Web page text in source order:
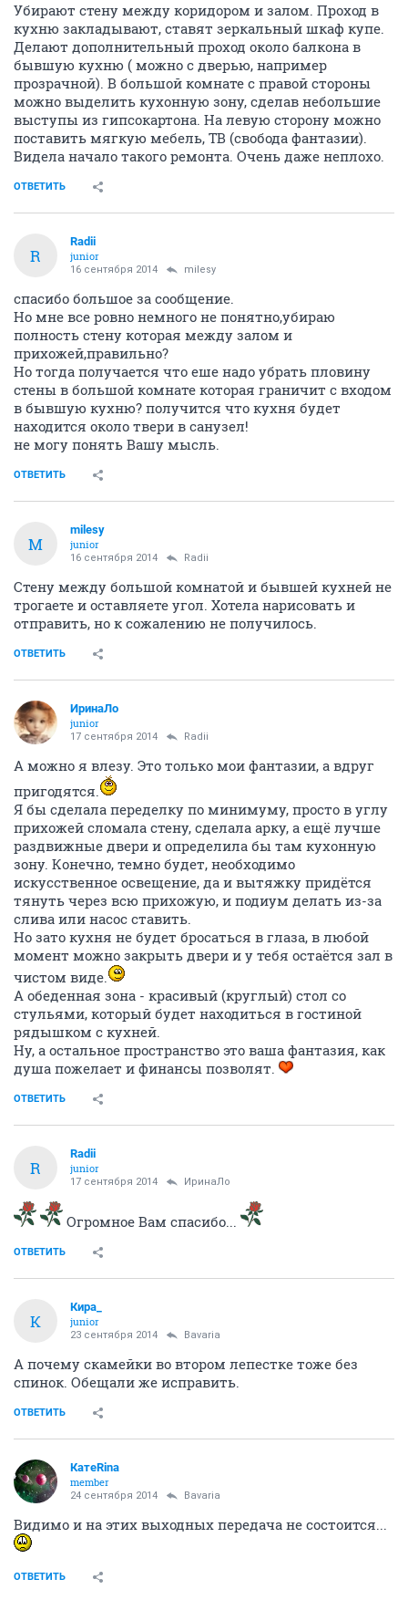
Убирают стену между коридором и залом. Проход в
кухню закладывают, ставят зеркальный шкаф купе.
Делают дополнительный проход около балкона в
бывшую кухню ( можно с дверью, например
прозрачной). В большой комнате с правой стороны
можно выделить кухонную зону, сделав небольшие
выступы из гипсокартона. На левую сторону можно
поставить мягкую мебель, ТВ (свобода фантазии).
Видела начало такого ремонта. Очень даже неплохо.
ОТВЕТИТЬ
R
Radii
junior
16 сентября 2014 milesy
спасибо большое за сообщение.
Но мне все ровно немного не понятно,убираю
полность стену которая между залом и
прихожей,правильно?
Но тогда получается что еше надо убрать пловину
стены в большой комнате которая граничит с входом
в бывшую кухню? получится что кухня будет
находится около твери в санузел!
не могу понять Вашу мысль.
ОТВЕТИТЬ
M
milesy
junior
16 сентября 2014 Radii
Стену между большой комнатой и бывшей кухней не
трогаете и оставляете угол. Хотела нарисовать и
отправить, но к сожалению не получилось.
ОТВЕТИТЬ
ИринаЛо
junior
17 сентября 2014 Radii
А можно я влезу. Это только мои фантазии, а вдруг
пригодятся.
Я бы сделала переделку по минимуму, просто в углу
прихожей сломала стену, сделала арку, а ещё лучше
раздвижные двери и определила бы там кухонную
зону. Конечно, темно будет, необходимо
искусственное освещение, да и вытяжку придётся
тянуть через всю прихожую, и подиум делать из-за
слива или насос ставить.
Но зато кухня не будет бросаться в глаза, в любой
момент можно закрыть двери и у тебя остаётся зал в
чистом виде.
А обеденная зона - красивый (круглый) стол со
стульями, который будет находиться в гостиной
рядышком с кухней.
Ну, а остальное пространство это ваша фантазия, как
душа пожелает и финансы позволят.
ОТВЕТИТЬ
R
Radii
junior
17 сентября 2014 ИринаЛо
Огромное Вам спасибо...
ОТВЕТИТЬ
К
Кира_
junior
23 сентября 2014 Bavaria
А почему скамейки во втором лепестке тоже без
спинок. Обещали же исправить.
ОТВЕТИТЬ
КатеRina
member
24 сентября 2014 Bavaria
Видимо и на этих выходных передача не состоится...
ОТВЕТИТЬ